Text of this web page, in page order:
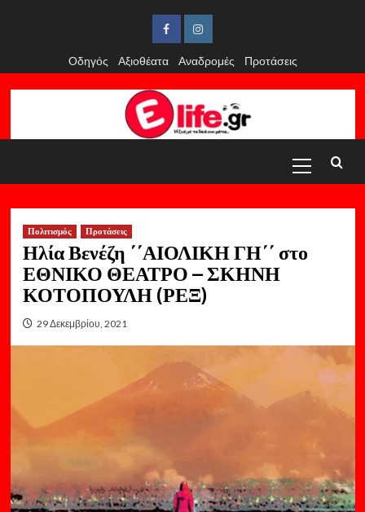
FacebookInstagram
Οδηγός
Αξιοθέατα Αναδρομές Προτάσεις
Menu
Πολιτισμός Προτάσεις
Ηλία Βενέζη ΄΄ΑΙΟΛΙΚΗ ΓΗ΄΄ στο
ΕΘΝΙΚΟ ΘΕΑΤΡΟ – ΣΚΗΝΗ
ΚΟΤΟΠΟΥΛΗ (ΡΕΞ)
29 Δεκεμβρίου, 2021